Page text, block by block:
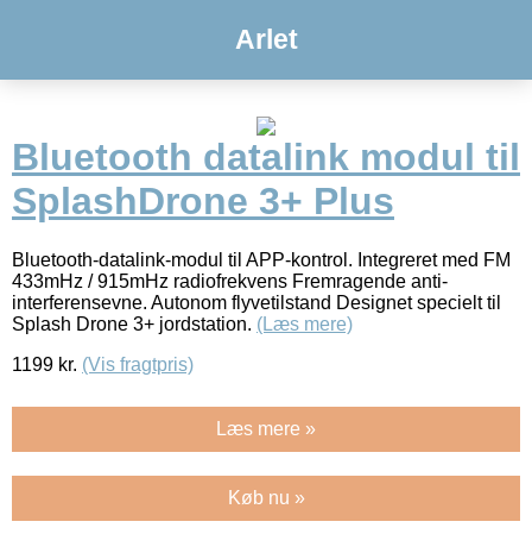
Arlet
Bluetooth datalink modul til
SplashDrone 3+ Plus
Bluetooth-datalink-modul til APP-kontrol. Integreret med FM
433mHz / 915mHz radiofrekvens Fremragende anti-
interferensevne. Autonom flyvetilstand Designet specielt til
Splash Drone 3+ jordstation. (Læs mere)
1199 kr. (Vis fragtpris)
Læs mere »
Køb nu »